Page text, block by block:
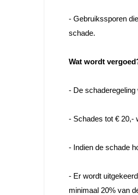
- Gebruikssporen
schade.
Wat wordt
- De
- Schades tot € 20,-
- Indien de schade
- Er wordt
minimaal 20% van